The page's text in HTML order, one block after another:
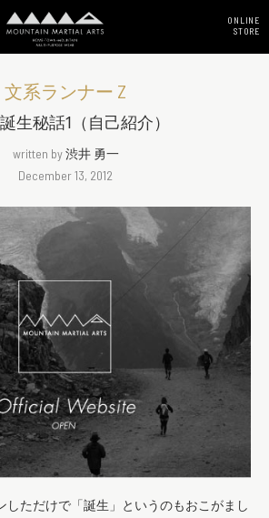
ONLINE
STORE
文系ランナー Z
生秘話1（自己紹介）
written by渋井 勇一
December 13, 2012
しただけで「誕生」というのもおこがまし